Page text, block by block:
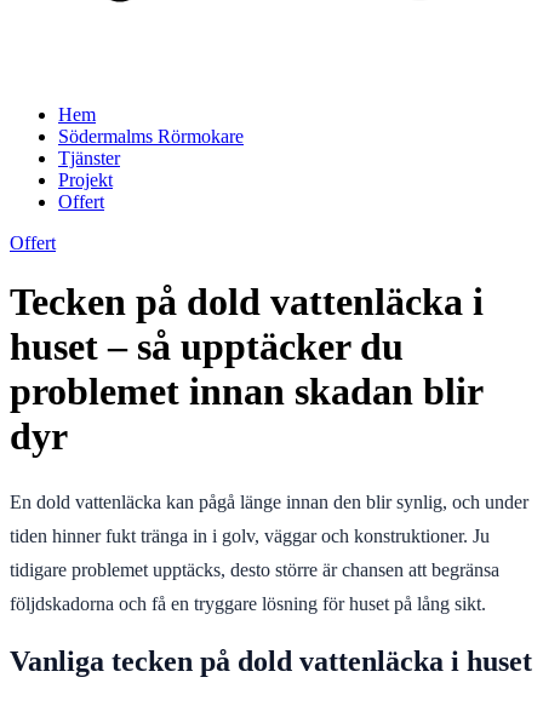
Hem
Södermalms Rörmokare
Tjänster
Projekt
Offert
Offert
Tecken på dold vattenläcka i
huset – så upptäcker du
problemet innan skadan blir
dyr
En dold vattenläcka kan pågå länge innan den blir synlig, och under
tiden hinner fukt tränga in i golv, väggar och konstruktioner. Ju
tidigare problemet upptäcks, desto större är chansen att begränsa
följdskadorna och få en tryggare lösning för huset på lång sikt.
Vanliga tecken på dold vattenläcka i huset